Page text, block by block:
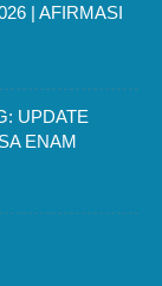
| AFIRMASI
UPDATE
ENAM